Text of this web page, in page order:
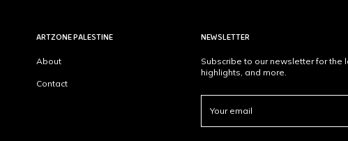
ARTZONE PALESTINE
About
Contact
NEWSLETTER
Subscribe to our newsletter for
highlights, and more.